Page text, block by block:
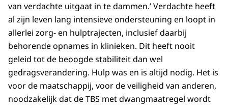
van verdachte uitgaat in te dammen.’ Verdachte heeft
al zijn leven lang intensieve ondersteuning en loopt in
allerlei zorg- en hulptrajecten, inclusief daarbij
behorende opnames in klinieken. Dit heeft nooit
geleid tot de beoogde stabiliteit dan wel
gedragsverandering. Hulp was en is altijd nodig. Het is
voor de maatschappij, voor de veiligheid van anderen,
noodzakelijk dat de TBS met dwangmaatregel wordt